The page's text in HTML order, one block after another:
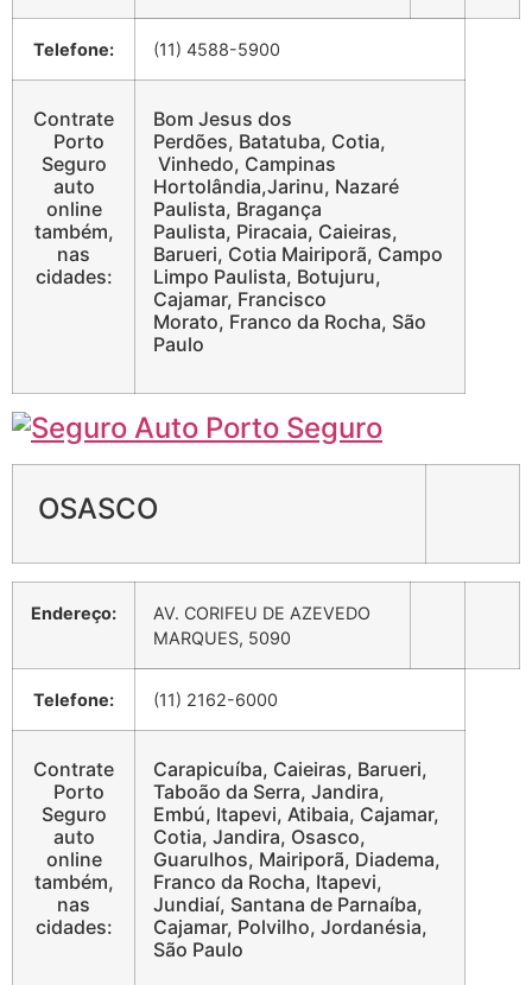
Telefone: (11) 4588-5900
Contrate
Porto
Seguro
auto
online
também,
nas
cidades:
Bom Jesus dos
Perdões, Batatuba, Cotia,
Vinhedo, Campinas
Hortolândia,Jarinu, Nazaré
Paulista, Bragança
Paulista, Piracaia, Caieiras,
Barueri, Cotia Mairiporã, Campo
Limpo Paulista, Botujuru,
Cajamar, Francisco
Morato, Franco da Rocha, São
Paulo
OSASCO
Endereço:
AV. CORIFEU DE AZEVEDO
MARQUES, 5090
Telefone: (11) 2162-6000
Contrate
Porto
Seguro
auto
online
também,
nas
cidades:
Carapicuíba, Caieiras, Barueri,
Taboão da Serra, Jandira,
Embú, Itapevi, Atibaia, Cajamar,
Cotia, Jandira, Osasco,
Guarulhos, Mairiporã, Diadema,
Franco da Rocha, Itapevi,
Jundiaí, Santana de Parnaíba,
Cajamar, Polvilho, Jordanésia,
São Paulo